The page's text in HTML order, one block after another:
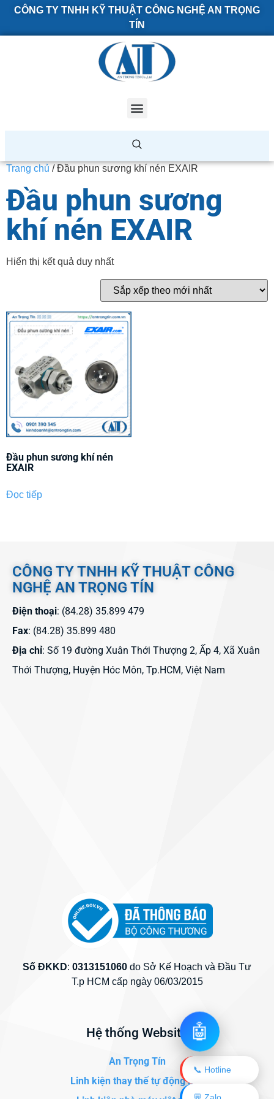
CÔNG TY TNHH KỸ THUẬT CÔNG NGHỆ AN TRỌNG
TÍN
Trang chủ / Đầu phun sương khí nén EXAIR
Đầu phun sương
khí nén EXAIR
Hiển thị kết quả duy nhất
Đầu phun sương khí nén
EXAIR
Đọc tiếp
CÔNG TY TNHH KỸ THUẬT CÔNG
NGHỆ AN TRỌNG TÍN
Điện thoại: (84.28) 35.899 479
Fax: (84.28) 35.899 480
Địa chỉ: Số 19 đường Xuân Thới Thượng 2, Ấp 4, Xã Xuân
Thới Thượng, Huyện Hóc Môn, Tp.HCM, Việt Nam
Số ĐKKD: 0313151060 do Sở Kế Hoạch và Đầu Tư
T.p HCM cấp ngày 06/03/2015
Hệ thống Website
An Trọng Tín
Linh kiện thay thế tự động hóa
🤖
📞 Hotline